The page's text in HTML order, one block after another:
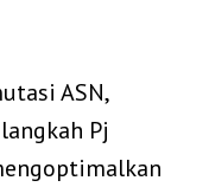
ASN,
Pj